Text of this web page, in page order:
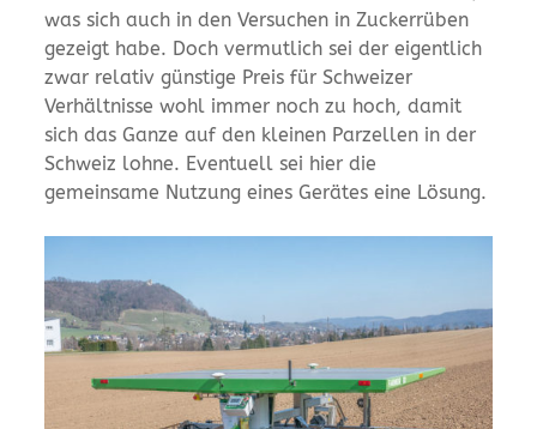
was sich auch in den Versuchen in Zuckerrüben
gezeigt habe. Doch vermutlich sei der eigentlich
zwar relativ günstige Preis für Schweizer
Verhältnisse wohl immer noch zu hoch, damit
sich das Ganze auf den kleinen Parzellen in der
Schweiz lohne. Eventuell sei hier die
gemeinsame Nutzung eines Gerätes eine Lösung.